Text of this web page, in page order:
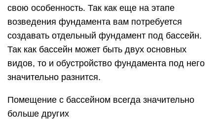
свою особенность. Так как еще на этапе
возведения фундамента вам потребуется
создавать отдельный фундамент под бассейн.
Так как бассейн может быть двух основных
видов, то и обустройство фундамента под него
значительно разнится.
Помещение с бассейном всегда значительно
больше других